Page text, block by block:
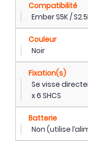
Compatibilité
Ember S5K /
Couleur
Noir
Fixation(s)
Se visse
x 6 SHCS
Batterie
Non (utilise